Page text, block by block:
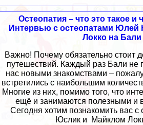
Остеопатия – что это такое и
Интервью с остеопатами
Локко на Бали
Важно! Почему обязательно стоит
путешествий. Каждый раз Бали не
нас новыми знакомствами –
встретились с наибольшим
Многие из них, помимо того, что
ещё и занимаются полезными и
Сегодня хотим познакомить вас
Юслик и Майклом